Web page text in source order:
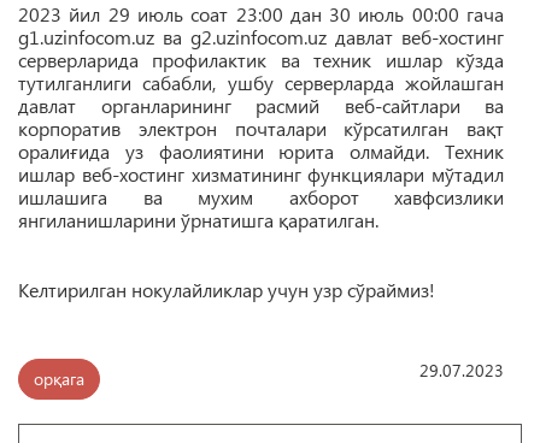
2023 йил 29 июль соат 23:00 дан 30 июль 00:00 гача
g1.uzinfocom.uz ва g2.uzinfocom.uz давлат веб-хостинг
серверларида профилактик ва техник ишлар кўзда
тутилганлиги сабабли, ушбу серверларда жойлашган
давлат органларининг расмий веб-сайтлари ва
корпоратив электрон почталари кўрсатилган вақт
оралиғида уз фаолиятини юрита олмайди. Техник
ишлар веб-хостинг хизматининг функциялари мўтадил
ишлашига ва мухим ахборот хавфсизлики
янгиланишларини ўрнатишга қаратилган.
Келтирилган нокулайликлар учун узр сўраймиз!
орқага 29.07.2023